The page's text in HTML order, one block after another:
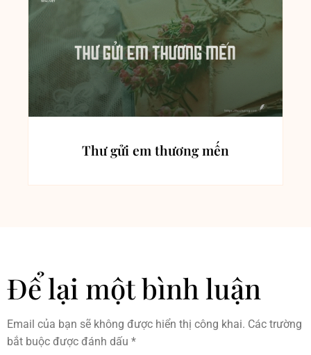
Thư gửi em thương mến
Để lại một bình luận
Email của bạn sẽ không được hiển thị công khai. Các trường
bắt buộc được đánh dấu *